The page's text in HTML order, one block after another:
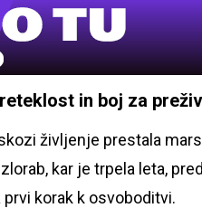
in boj za
življenje prestala
kar je trpela leta,
prvi korak k osvoboditvi.